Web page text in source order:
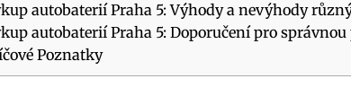
autobaterií Praha 5: Výhody a nevýhody⁣
autobaterií Praha 5: ‌Doporučení pro
Poznatky